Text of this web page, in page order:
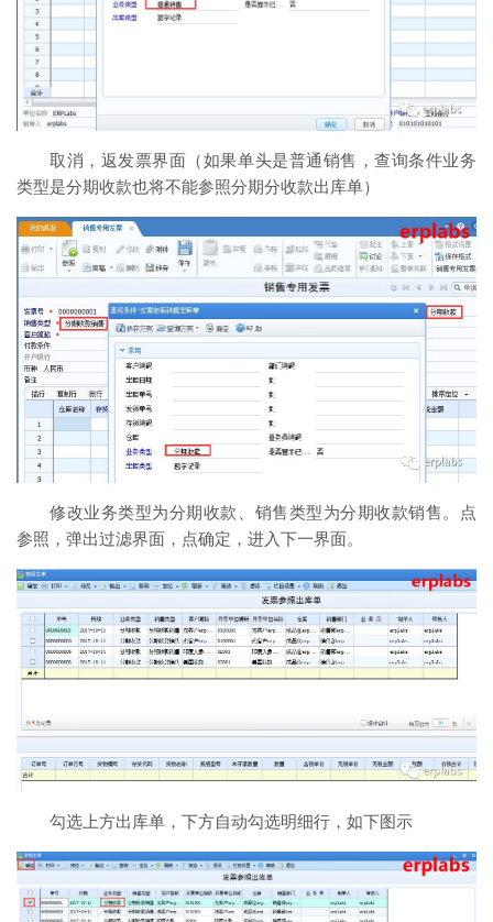
取消，返发票界面（如果单头是普通销售，查询条件业务
类型是分期收款也将不能参照分期分收款出库单）
修改业务类型为分期收款、销售类型为分期收款销售。点
参照，弹出过滤界面，点确定，进入下一界面。
勾选上方出库单，下方自动勾选明细行，如下图示